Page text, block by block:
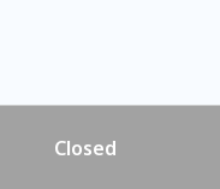
Closed